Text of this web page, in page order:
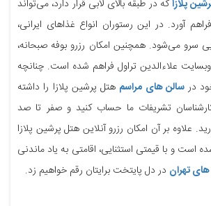
پلازاکه در طبقه بالای لابی قرار دارد، می‌تواند
آورد. در این رستوران انواع غذاهای ایرانی،
سرو می‌شود. همچنین امکان رزرو بوفه صبحانه،
وبسایت علاءالدین تراول فراهم شده است. چنانچه
درسالن های مراسم هتل پرشین پلازا را داشته
تشریفات ما حساب کنید و صفر تا صد
علاوه بر آن امکان رزرو آنلاین هتل پرشین پلازا
است و با قیمتی استثنایی، اقامتی به یاد ماندنی
تهران در دل پایتخت برایتان رقم خواهیم زد.